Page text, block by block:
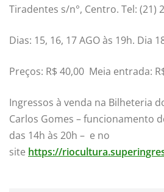
Tiradentes s/n°, Centro. Tel: (21)
Dias: 15, 16, 17 AGO às 19h. Dia
Preços: R$ 40,00 Meia entrada:
Ingressos à venda na Bilheteria
Carlos Gomes – funcionamento
das 14h às 20h – e no
site https://